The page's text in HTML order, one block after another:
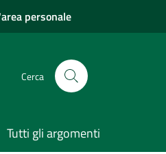
personale
Cerca
Tutti gli argomenti